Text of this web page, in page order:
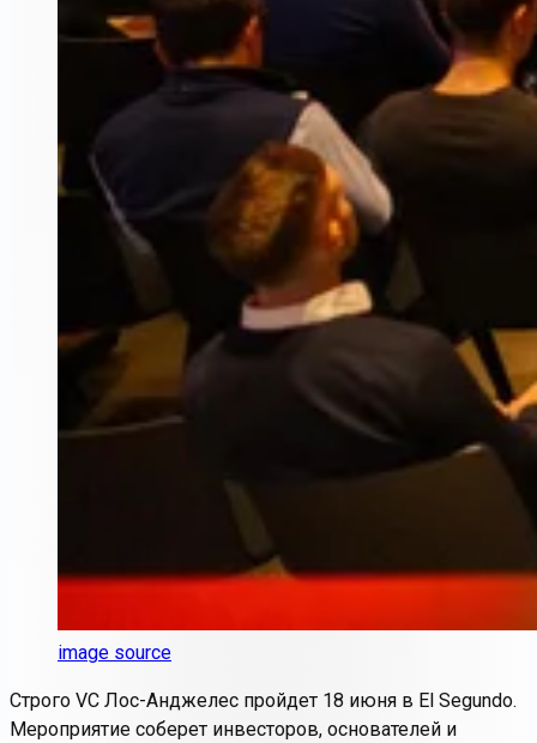
image source
Строго VC Лос-Анджелес пройдет 18 июня в El Segundo.
Мероприятие соберет инвесторов, основателей и